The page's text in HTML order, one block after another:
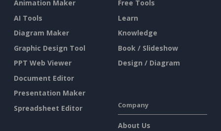
Animation Maker
AI Tools
Diagram Maker
Graphic Design Tool
PPT Web Viewer
Document Editor
Presentation Maker
Spreadsheet Editor
Free Tools
Learn
Knowledge
Book / Slideshow
Design / Diagram
Company
About Us